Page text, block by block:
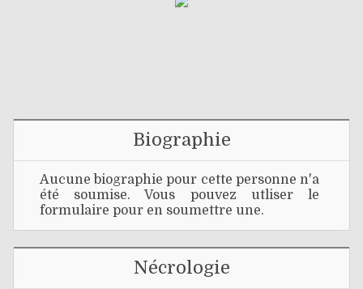
Biographie
Aucune biographie pour cette personne n'a
été soumise. Vous pouvez utliser le
formulaire pour en soumettre une.
Nécrologie